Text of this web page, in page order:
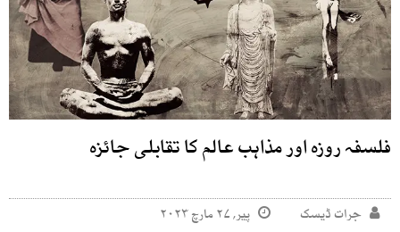
فلسفہ روزہ اور مذاہب عالم کا تقابلی جائزہ
جرات ڈیسک پیر, ۲۷ مارچ ۲۰۲۳